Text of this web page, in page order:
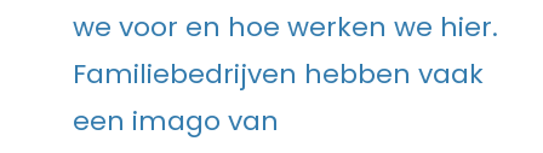
we voor en hoe werken we hier.
Familiebedrijven hebben vaak
een imago van